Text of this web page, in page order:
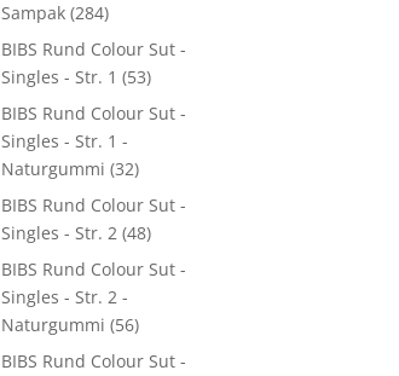
Sampak (284)
BIBS Rund Colour Sut -
Singles - Str. 1 (53)
BIBS Rund Colour Sut -
Singles - Str. 1 -
Naturgummi (32)
BIBS Rund Colour Sut -
Singles - Str. 2 (48)
BIBS Rund Colour Sut -
Singles - Str. 2 -
Naturgummi (56)
BIBS Rund Colour Sut -